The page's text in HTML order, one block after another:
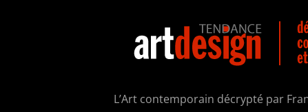
L’Art contemporain décrypté par